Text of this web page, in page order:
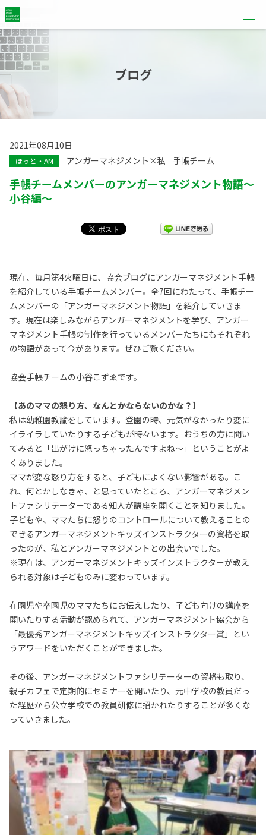
ブログ
2021年08月10日
ほっと・AM アンガーマネジメント×私 手帳チーム
手帳チームメンバーのアンガーマネジメント物語～
小谷編～
現在、毎月第4火曜日に、協会ブログにアンガーマネジメント手帳
を紹介している手帳チームメンバー。全7回にわたって、手帳チー
ムメンバーの「アンガーマネジメント物語」を紹介していきま
す。現在は楽しみながらアンガーマネジメントを学び、アンガー
マネジメント手帳の制作を行っているメンバーたちにもそれぞれ
の物語があって今があります。ぜひご覧ください。
協会手帳チームの小谷こずゑです。
【あのママの怒り方、なんとかならないのかな？】
私は幼稚園教諭をしています。登園の時、元気がなかったり変に
イライラしていたりする子どもが時々います。おうちの方に聞い
てみると「出がけに怒っちゃったんですよね～」ということがよ
くありました。
ママが変な怒り方をすると、子どもによくない影響がある。こ
れ、何とかしなきゃ、と思っていたところ、アンガーマネジメン
トファシリテーターである知人が講座を開くことを知りました。
子どもや、ママたちに怒りのコントロールについて教えることの
できるアンガーマネジメントキッズインストラクターの資格を取
ったのが、私とアンガーマネジメントとの出会いでした。
※現在は、アンガーマネジメントキッズインストラクターが教え
られる対象は子どものみに変わっています。
在園児や卒園児のママたちにお伝えしたり、子ども向けの講座を
開いたりする活動が認められて、アンガーマネジメント協会から
「最優秀アンガーマネジメントキッズインストラクター賞」とい
うアワードをいただくことができました。
その後、アンガーマネジメントファシリテーターの資格も取り、
親子カフェで定期的にセミナーを開いたり、元中学校の教員だっ
た経歴から公立学校での教員研修に招かれたりすることが多くな
っていきました。